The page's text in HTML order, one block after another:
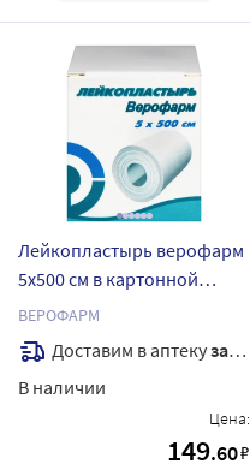
Лейкопластырь верофарм
5х500 см в картонной
упаковке
ВЕРОФАРМ
Доставим в аптекузавтра
В наличии
Цена:
149.60₽